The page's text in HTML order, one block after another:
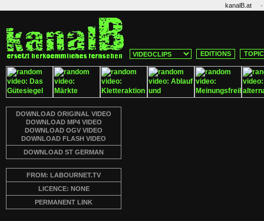
kanalB.at ·
EDITIONS
DOWNLOAD ORIGINAL VIDEO
DOWNLOAD MP4 VIDEO
DOWNLOAD OGV VIDEO
DOWNLOAD FLASH VIDEO
DOWNLOAD ST GERMAN
FROM: LABOURNET.TV
LICENCE: NONE
PERMANENT LINK